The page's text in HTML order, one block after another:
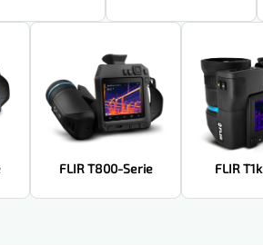
FLIR T800-Serie FLIR